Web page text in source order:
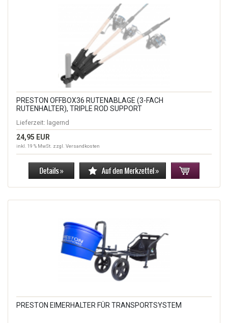
PRESTON OFFBOX36 RUTENABLAGE (3-FACH
RUTENHALTER), TRIPLE ROD SUPPORT
Lieferzeit: lagernd
24,95 EUR
inkl. 19 % MwSt. zzgl. Versandkosten
PRESTON EIMERHALTER FÜR TRANSPORTSYSTEM